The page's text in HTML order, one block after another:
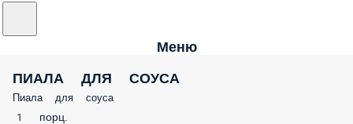
Меню
ПИАЛА ДЛЯ СОУСА
Пиала для соуса
1 порц.